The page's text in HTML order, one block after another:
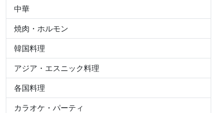
中華
焼肉・ホルモン
韓国料理
アジア・エスニック料理
各国料理
カラオケ・パーティ